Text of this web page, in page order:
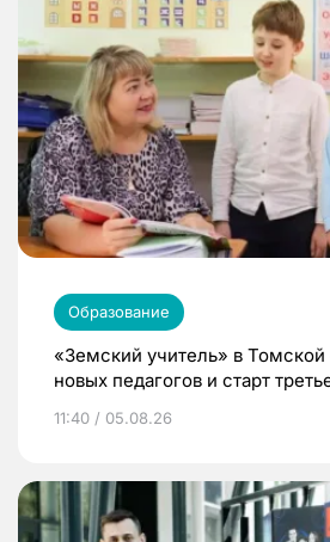
Образование
«Земский учитель» в Томской
новых педагогов и старт
11:40 / 05.08.26